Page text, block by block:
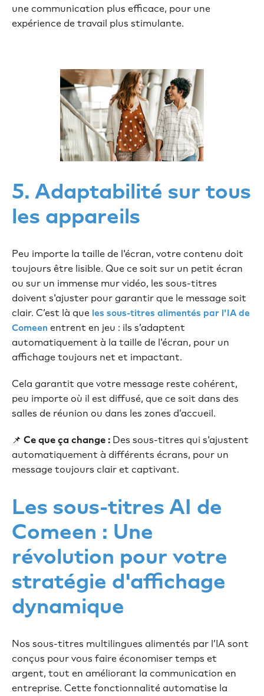
une communication plus efficace, pour une
expérience de travail plus stimulante.
5. Adaptabilité sur tous
les appareils
Peu importe la taille de l'écran, votre contenu doit
toujours être lisible. Que ce soit sur un petit écran
ou sur un immense mur vidéo, les sous-titres
doivent s'ajuster pour garantir que le message soit
clair. C’est là que les sous-titres alimentés par l'IA de
Comeen entrent en jeu : ils s’adaptent
automatiquement à la taille de l'écran, pour un
affichage toujours net et impactant.
Cela garantit que votre message reste cohérent,
peu importe où il est diffusé, que ce soit dans des
salles de réunion ou dans les zones d’accueil.
📌 Ce que ça change : Des sous-titres qui s'ajustent
automatiquement à différents écrans, pour un
message toujours clair et captivant.
Les sous-titres AI de
Comeen : Une
révolution pour votre
stratégie d'affichage
dynamique
Nos sous-titres multilingues alimentés par l’IA sont
conçus pour vous faire économiser temps et
argent, tout en améliorant la communication en
entreprise. Cette fonctionnalité automatise la